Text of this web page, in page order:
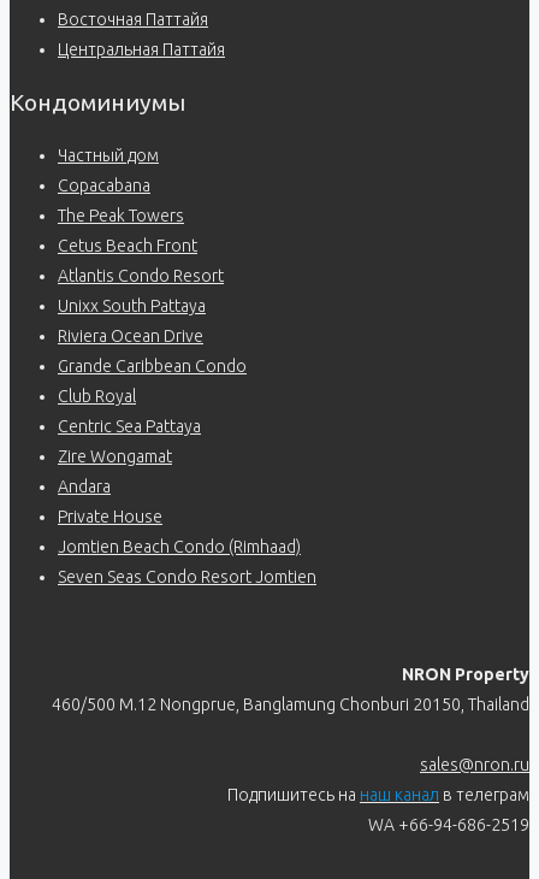
Восточная Паттайя
Центральная Паттайя
Кондоминиумы
Частный дом
Copacabana
The Peak Towers
Cetus Beach Front
Atlantis Condo Resort
Unixx South Pattaya
Riviera Ocean Drive
Grande Caribbean Condo
Club Royal
Centric Sea Pattaya
Zire Wongamat
Andara
Private House
Jomtien Beach Condo (Rimhaad)
Seven Seas Condo Resort Jomtien
NRON Property
460/500 M.12 Nongprue, Banglamung Chonburi 20150, Thailand
sales@nron.ru
Подпишитесь на наш канал в телеграм
WA +66-94-686-2519